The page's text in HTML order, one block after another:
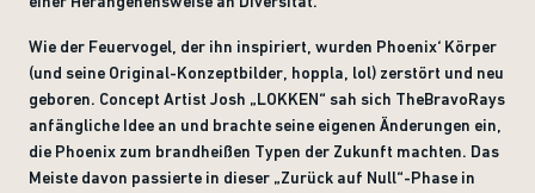
Wie der Feuervogel, der ihn inspiriert, wurden Phoenix‘ Körper
(und seine Original-Konzeptbilder, hoppla, lol) zerstört und neu
geboren. Concept Artist Josh „LOKKEN“ sah sich TheBravoRays
anfängliche Idee an und brachte seine eigenen Änderungen ein,
die Phoenix zum brandheißen Typen der Zukunft machten. Das
Meiste davon passierte in dieser „Zurück auf Null“-Phase in